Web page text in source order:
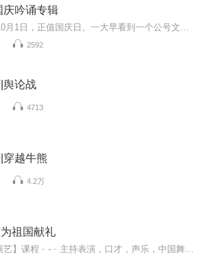
庆吟诵专辑
2592
舆论战
4713
穿越牛熊
4.2万
祖国献礼